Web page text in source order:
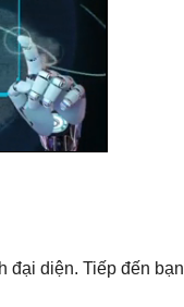
đại diện. Tiếp đến bạn